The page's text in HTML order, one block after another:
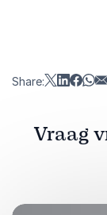
Share:
Vraag